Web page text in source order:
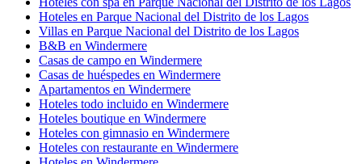
Hoteles en Parque Nacional del Distrito de los Lagos
Villas en Parque Nacional del Distrito de los Lagos
B&B en Windermere
Casas de campo en Windermere
Casas de huéspedes en Windermere
Apartamentos en Windermere
Hoteles todo incluido en Windermere
Hoteles boutique en Windermere
Hoteles con gimnasio en Windermere
Hoteles con restaurante en Windermere